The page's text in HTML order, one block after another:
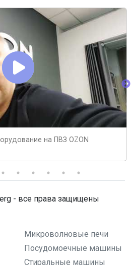
на ПВЗ OZON
- все права защищены
Микроволновые печи
Посудомоечные машины
Стиральные машины